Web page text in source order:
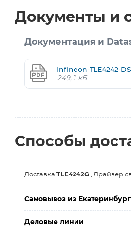
Документы и
Документация и
Infineon-TLE4242-
249,1 кБ
Способы
Доставка TLE4242G , Драйвер
Самовывоз из
Деловые линии